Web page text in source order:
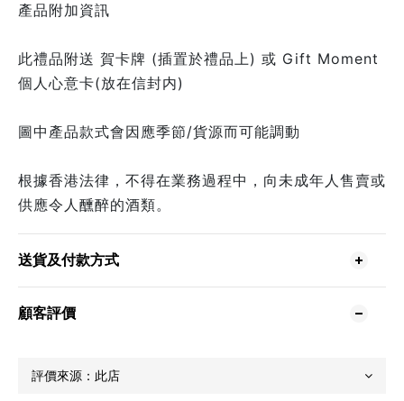
產品附加資訊
此禮品附送 賀卡牌 (插置於禮品上) 或 Gift Moment
個人心意卡(放在信封内)
圖中產品款式會因應季節/貨源而可能調動
根據香港法律，不得在業務過程中，向未成年人售賣或
供應令人醺醉的酒類。
送貨及付款方式
顧客評價